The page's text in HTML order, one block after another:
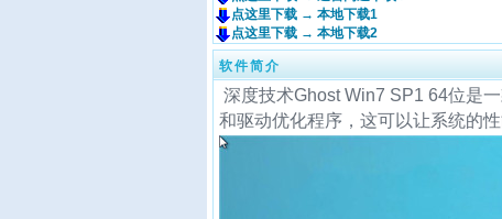
点这里下载 → 本地下载1
点这里下载 → 本地下载2
软件简介
深度技术Ghost Win7 SP1 64位是
和驱动优化程序，这可以让系统的